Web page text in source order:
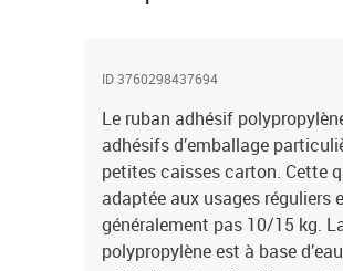
ID 3760298437694
Le ruban adhésif
adhésifs d’emballage
petites caisses carton. Cette
adaptée aux usages réguliers
généralement pas 10/15 kg.
polypropylène est à base